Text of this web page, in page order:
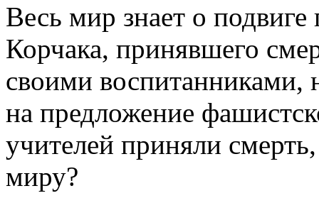
Весь мир знает о
Корчака, принявшего
своими воспитанниками,
на предложение
учителей приняли
миру?